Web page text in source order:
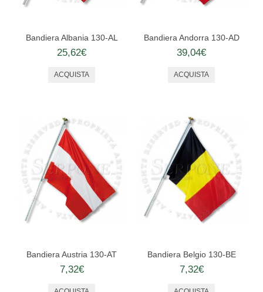
NAUTICA
STENDARDI E GONFALONI
ACCESSORI
EMBLEMI ED ALTRO
MANIFESTAZIONI
ORDINI EQUESTRI
Bandiera Albania 130-AL
25,62€
Bandiera Andorra 130-AD
39,04€
Bandiera Austria 130-AT
7,32€
Bandiera Belgio 130-BE
7,32€